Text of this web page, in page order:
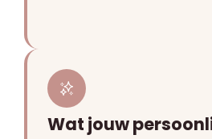
Wat jouw